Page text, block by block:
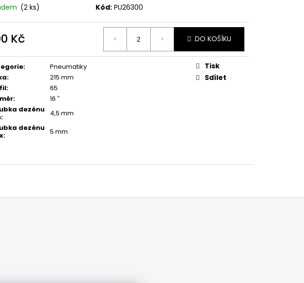
(2 ks) Kód: PU26300
Kč DO KOŠÍKU
:
Pneumatiky
:
215 mm
:
65
:
16 ″
dezénu
:
4,5 mm
dezénu
: 5 mm
Tisk
Sdílet